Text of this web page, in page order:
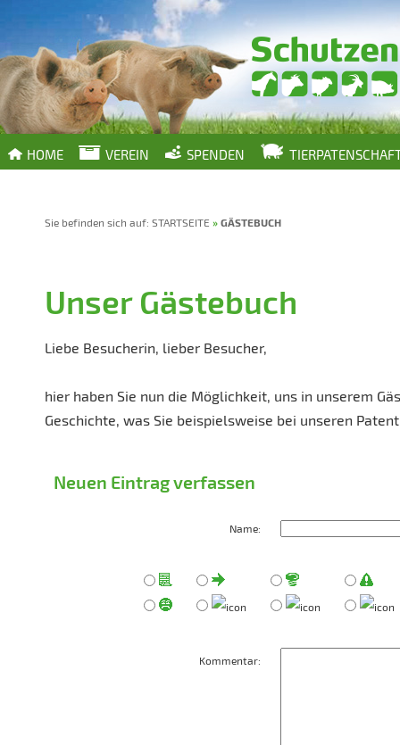
HOME VEREIN SPENDEN
Sie befinden sich auf: STARTSEITE » GÄSTEBUCH
Unser Gästebuch
Liebe Besucherin, lieber Besucher,
hier haben Sie nun die Möglichkeit, uns in unserem
Geschichte, was Sie beispielsweise bei unseren
Neuen Eintrag verfassen
Name:
Kommentar: